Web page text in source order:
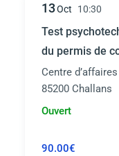
13Oct 10:30
Test
du permis de
Centre
85200 Challans
Ouvert
90.00€